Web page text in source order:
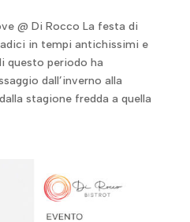
@ Di Rocco La festa di
in tempi antichissimi e
questo periodo ha
dall’inverno alla
stagione fredda a quella